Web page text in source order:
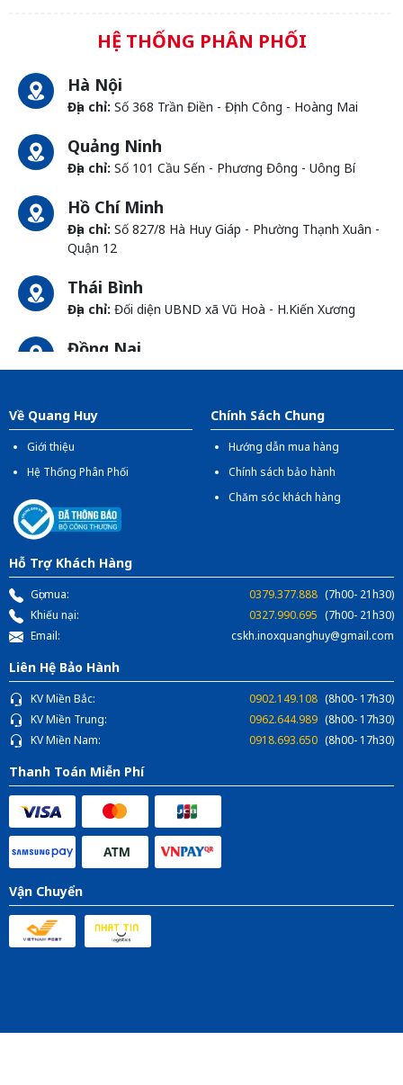
HỆ THỐNG PHÂN PHỐI
Hà Nội
Địa chỉ: Số 368 Trần Điền - Định Công - Hoàng Mai
Quảng Ninh
Địa chỉ: Số 101 Cầu Sến - Phương Đông - Uông Bí
Hồ Chí Minh
Địa chỉ: Số 827/8 Hà Huy Giáp - Phường Thạnh Xuân -
Quận 12
Thái Bình
Địa chỉ: Đối diện UBND xã Vũ Hoà - H.Kiến Xương
Đồng Nai
Địa chỉ:1066- QL 51 Tổ 3 - Ấp Đồng - Phước Tân -
Về Quang Huy
Giới thiệu
Hệ Thống Phân Phối
Chính Sách Chung
Hướng dẫn mua hàng
Chính sách bảo hành
Chăm sóc khách hàng
Hỗ Trợ Khách Hàng
Gọi mua: 0379.377.888 (7h00- 21h30)
Khiếu nại:
0327.990.695 (7h00- 21h30)
Email:
cskh.inoxquanghuy@gmail.com
Liên Hệ Bảo Hành
KV Miền Bắc: 0902.149.108 (8h00- 17h30)
KV Miền Trung:
0962.644.989 (8h00- 17h30)
KV Miền Nam:
0918.693.650 (8h00- 17h30)
Thanh Toán Miễn Phí
Vận Chuyển